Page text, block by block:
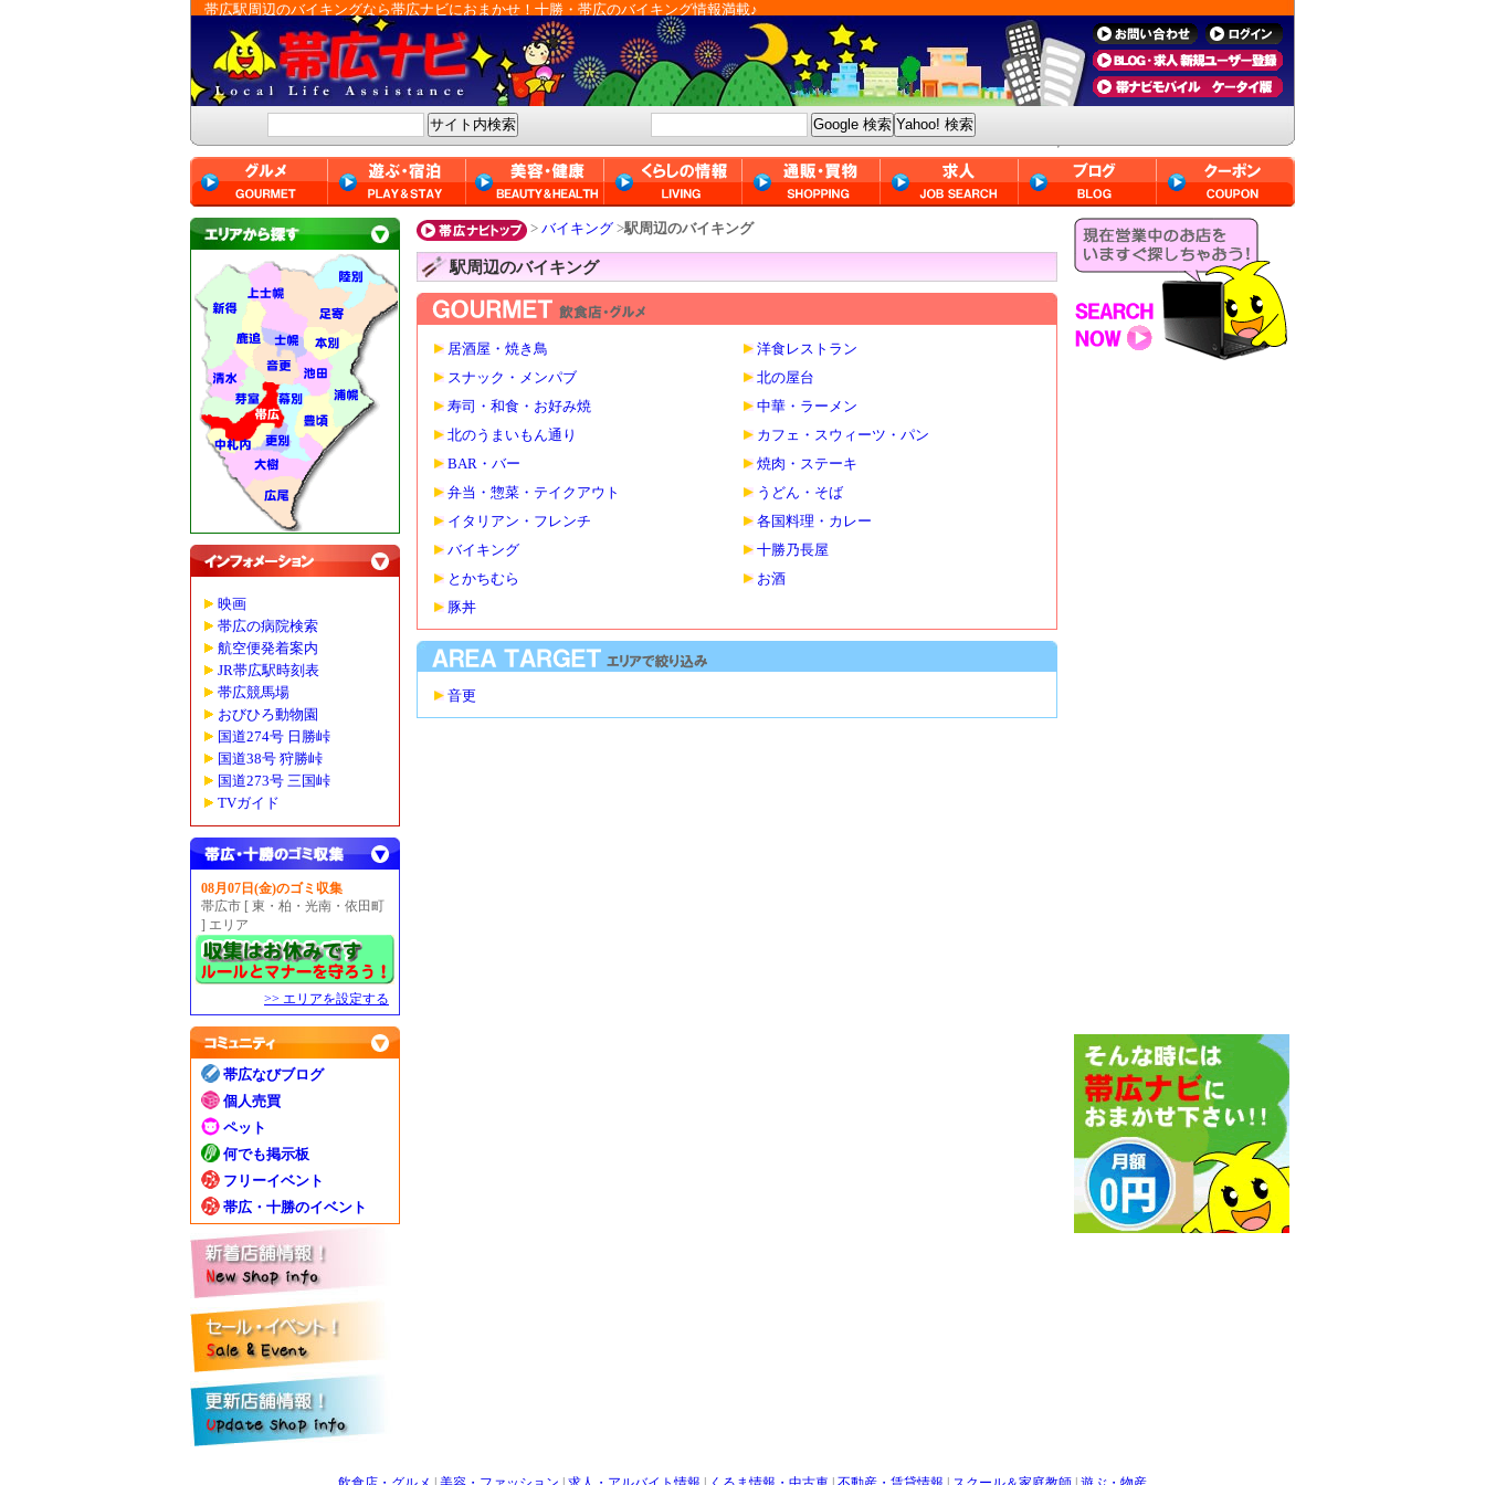
帯広駅周辺のバイキングなら帯広ナビにおまかせ！十勝・帯広のバイキング情報満載♪
映画
帯広の病院検索
航空便発着案内
JR帯広駅時刻表
帯広競馬場
おびひろ動物園
国道274号 日勝峠
国道38号 狩勝峠
国道273号 三国峠
TVガイド
08月07日(金)のゴミ収集
帯広市 [ 東・柏・光南・依田町
] エリア
>> エリアを設定する
帯広なびブログ
個人売買
ペット
何でも掲示板
フリーイベント
帯広・十勝のイベント
> バイキング >駅周辺のバイキング
駅周辺のバイキング
居酒屋・焼き鳥
洋食レストラン
スナック・メンパブ
北の屋台
寿司・和食・お好み焼
中華・ラーメン
北のうまいもん通り
カフェ・スウィーツ・パン
BAR・バー
焼肉・ステーキ
弁当・惣菜・テイクアウト
うどん・そば
イタリアン・フレンチ
各国料理・カレー
バイキング
十勝乃長屋
とかちむら
お酒
豚丼
音更